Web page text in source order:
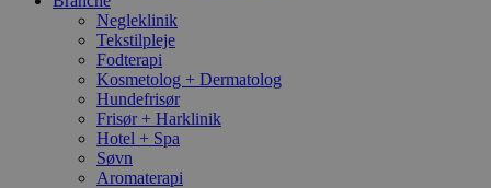
Negleklinik
Tekstilpleje
Fodterapi
Kosmetolog + Dermatolog
Hundefrisør
Frisør + Harklinik
Hotel + Spa
Søvn
Aromaterapi